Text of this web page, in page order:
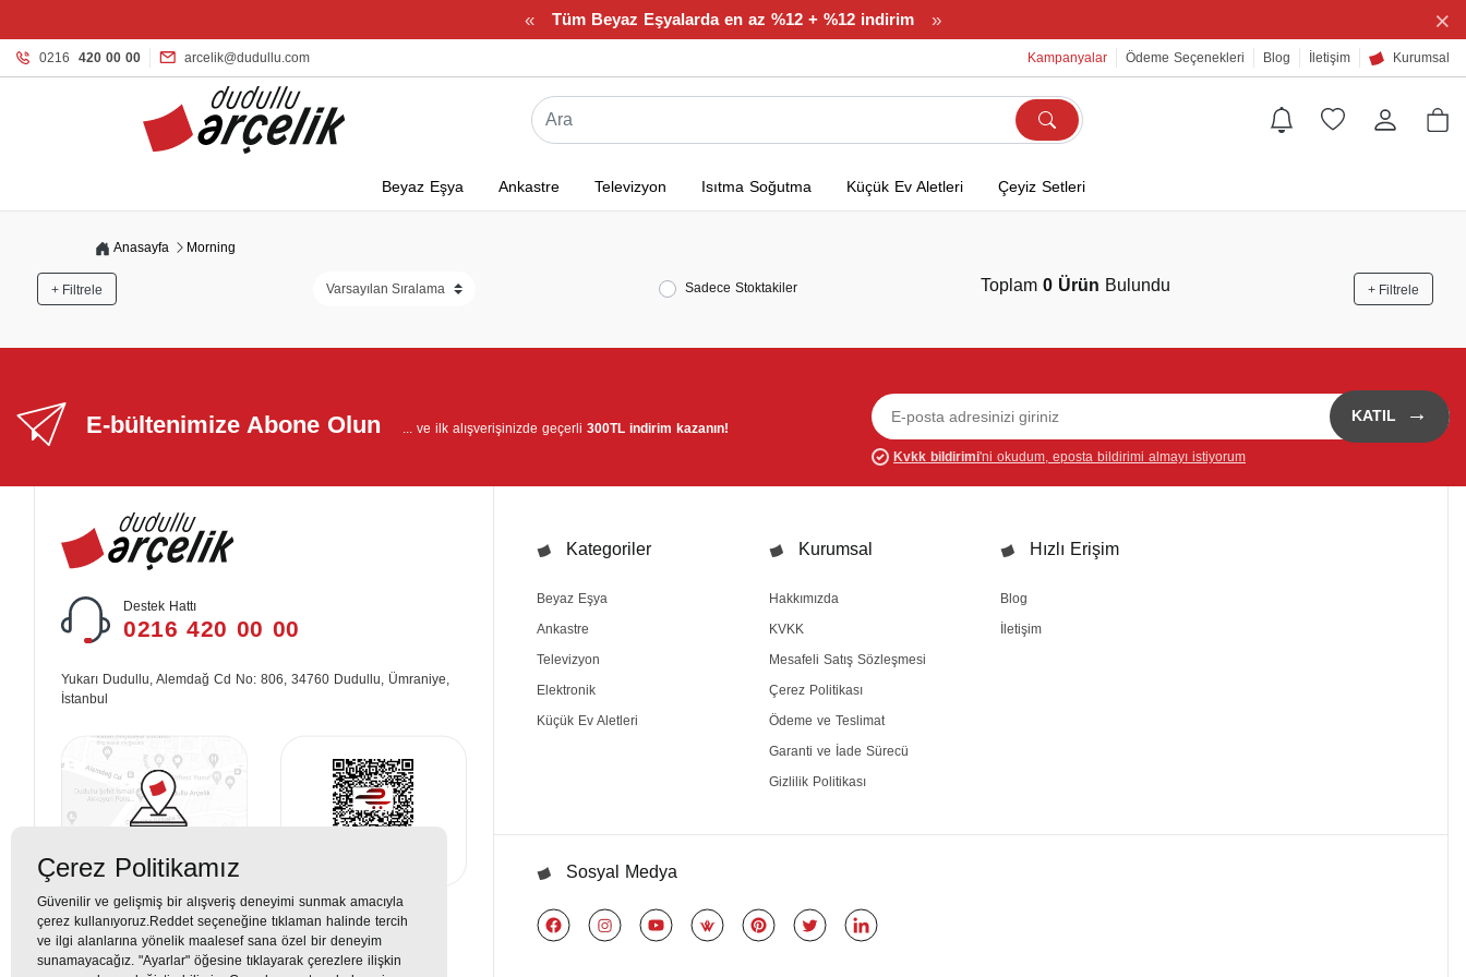
« Tüm Beyaz Eşyalarda en az %12 + %12 indirim » ×
0216 420 00 00 arcelik@dudullu.com Kampanyalar Ödeme Seçenekleri Blog İletişim Kurumsal
Beyaz Eşya Ankastre Televizyon Isıtma Soğutma Küçük Ev Aletleri Çeyiz Setleri
Anasayfa Morning
+ Filtrele Sadece Stoktakiler Toplam 0 Ürün Bulundu + Filtrele
E-bültenimize Abone Olun ... ve ilk alışverişinizde geçerli 300TL indirim kazanın!
KATIL →
Kvkk bildirimi'ni okudum, eposta bildirimi almayı istiyorum
Destek Hattı
0216 420 00 00
Yukarı Dudullu, Alemdağ Cd No: 806, 34760 Dudullu, Ümraniye,
İstanbul
Kategoriler
Beyaz Eşya
Ankastre
Televizyon
Elektronik
Küçük Ev Aletleri
Kurumsal
Hakkımızda
KVKK
Mesafeli Satış Sözleşmesi
Çerez Politikası
Ödeme ve Teslimat
Garanti ve İade Sürecü
Gizlilik Politikası
Hızlı Erişim
Blog
İletişim
Sosyal Medya
Çerez Politikamız
Güvenilir ve gelişmiş bir alışveriş deneyimi sunmak amacıyla
çerez kullanıyoruz.Reddet seçeneğine tıklaman halinde tercih
ve ilgi alanlarına yönelik maalesef sana özel bir deneyim
sunamayacağız. "Ayarlar" öğesine tıklayarak çerezlere ilişkin